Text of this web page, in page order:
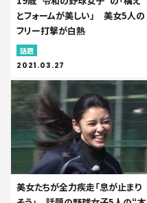
とフォームが美しい」 美女5人の
フリー打撃が白熱
話題
2021.03.27
美女たちが全力疾走「息が止まり